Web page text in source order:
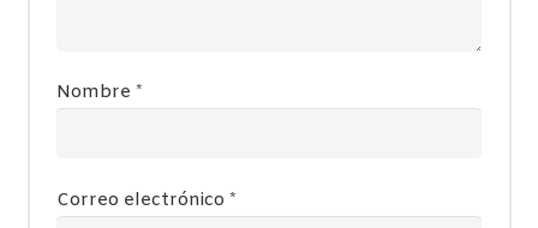
Nombre *
Correo electrónico *